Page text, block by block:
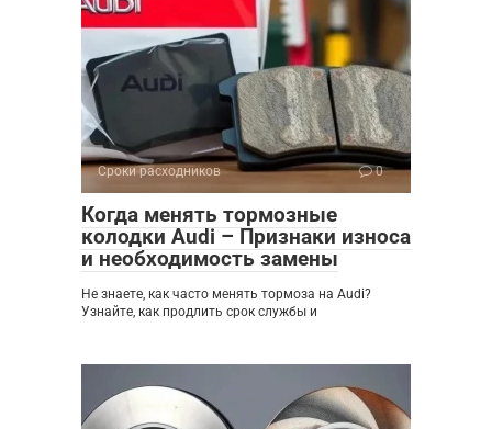
Сроки расходников 0
Когда менять тормозные
колодки Audi – Признаки износа
и необходимость замены
Не знаете, как часто менять тормоза на Audi?
Узнайте, как продлить срок службы и